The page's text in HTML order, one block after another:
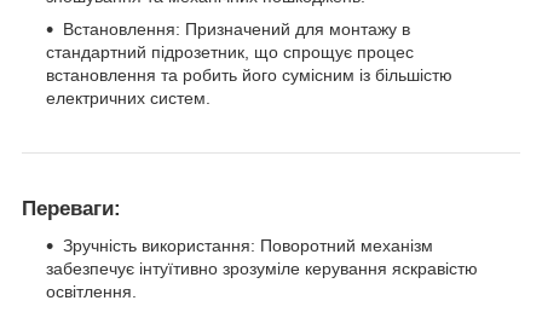
Встановлення: Призначений для монтажу в
стандартний підрозетник, що спрощує процес
встановлення та робить його сумісним із більшістю
електричних систем.
Переваги:
Зручність використання: Поворотний механізм
забезпечує інтуїтивно зрозуміле керування яскравістю
освітлення.